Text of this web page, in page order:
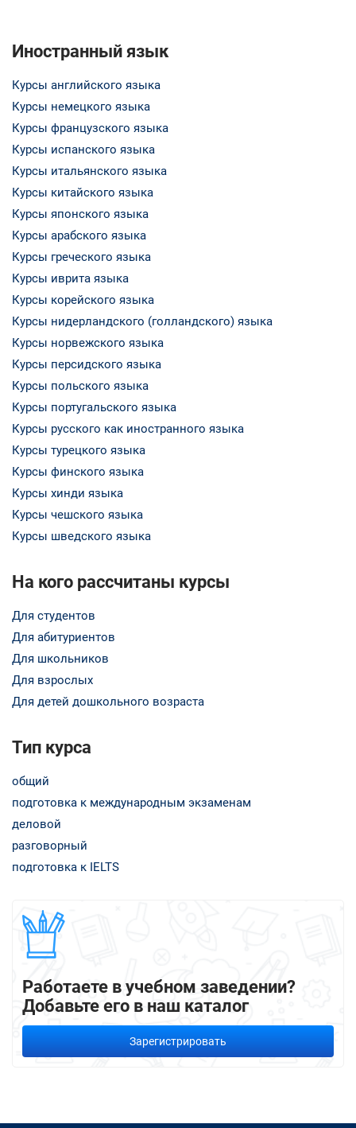
Иностранный язык
Курсы английского языка
Курсы немецкого языка
Курсы французского языка
Курсы испанского языка
Курсы итальянского языка
Курсы китайского языка
Курсы японского языка
Курсы арабского языка
Курсы греческого языка
Курсы иврита языка
Курсы корейского языка
Курсы нидерландского (голландского) языка
Курсы норвежского языка
Курсы персидского языка
Курсы польского языка
Курсы португальского языка
Курсы русского как иностранного языка
Курсы турецкого языка
Курсы финского языка
Курсы хинди языка
Курсы чешского языка
Курсы шведского языка
На кого рассчитаны курсы
Для студентов
Для абитуриентов
Для школьников
Для взрослых
Для детей дошкольного возраста
Тип курса
общий
подготовка к международным экзаменам
деловой
разговорный
подготовка к IELTS
Работаете в учебном заведении?
Добавьте его в наш каталог
Зарегистрировать